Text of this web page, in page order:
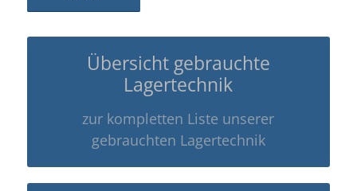
Übersicht gebrauchte
Lagertechnik
zur kompletten Liste unserer
gebrauchten Lagertechnik